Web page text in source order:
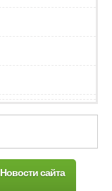
Новости сайта